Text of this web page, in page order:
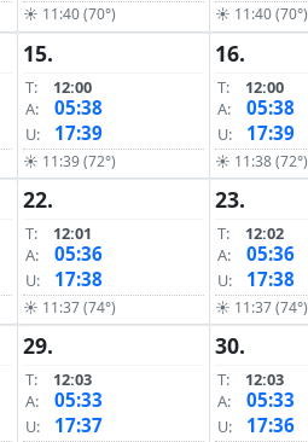
☀ 11:40 (70°) ☀ 11:40 (70°)
15.
T:
12:00
A:
05:38
U: 17:39
☀ 11:39 (72°)
16.
T:
12:00
A:
05:38
U: 17:39
☀ 11:38 (72°)
22.
T:
12:01
A:
05:36
U: 17:38
☀ 11:37 (74°)
23.
T:
12:02
A:
05:36
U: 17:38
☀ 11:37 (74°)
29.
T:
12:03
A:
05:33
U: 17:37
30.
T:
12:03
A:
05:33
U: 17:36